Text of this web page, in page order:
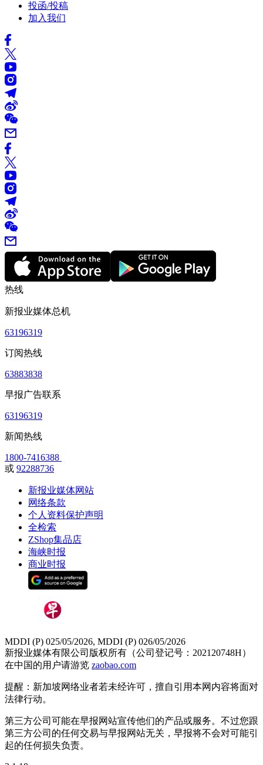
投函/投稿
加入我们
热线
新报业媒体总机
63196319
订阅热线
63883838
早报广告联系
63196319
新闻热线
1800-7416388
或 92288736
新报业媒体网站
网络条款
个人资料保护声明
全检索
ZShop集品店
海峡时报
商业时报
MDDI (P) 025/05/2026, MDDI (P) 026/05/2026
新报业媒体有限公司版权所有（公司登记号：202120748H）
在中国的用户请游览 zaobao.com
提醒：新加坡网络业者若未经许可，擅自引用本网内容将面对
法律行动。
第三方公司可能在早报网站宣传他们的产品或服务。不过您跟
第三方公司的任何交易与早报网站无关，早报将不会对可能引
起的任何损失负责。